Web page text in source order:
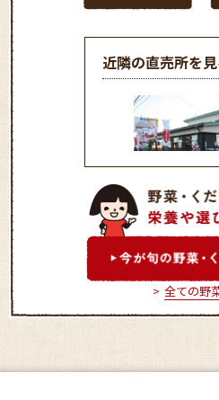
近隣の直売所を
ＪＡかみつが
産物直売所
全ての野